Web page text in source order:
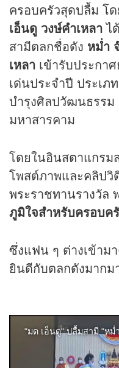
ครอบครัวสุดปลื้ม โ
เอ็นดู วงษ์คำเหลาไ
สามีตลกชื่อดัง หม่ำ
เหลา เข้ารับประกา
เด่นประจำปี ประเภ
บำรุงศิลปวัฒนธรรม
มหาสารคาม
โดยในอินสตาแกรม
โพสต์ภาพและคลิปวิ
พระราชทานรางวัล
ภูมิใจสำหรับครอบค
ซึ่งแฟน ๆ ต่างเข้าม
ยินดีกับตลกดังมากม